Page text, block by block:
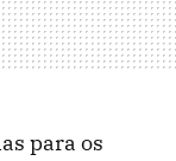
para os